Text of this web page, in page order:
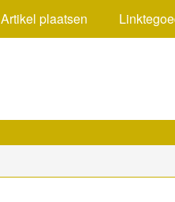
Artikel plaatsen